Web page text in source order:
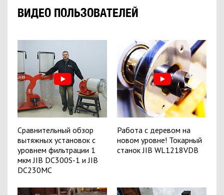
ВИДЕО ПОЛЬЗОВАТЕЛЕЙ
Сравнительный обзор
вытяжных установок с
уровнем фильтрации 1
мкм JIB DC300S-1 и JIB
DC230MC
Работа с деревом на
новом уровне! Токарный
станок JIB WL1218VDB